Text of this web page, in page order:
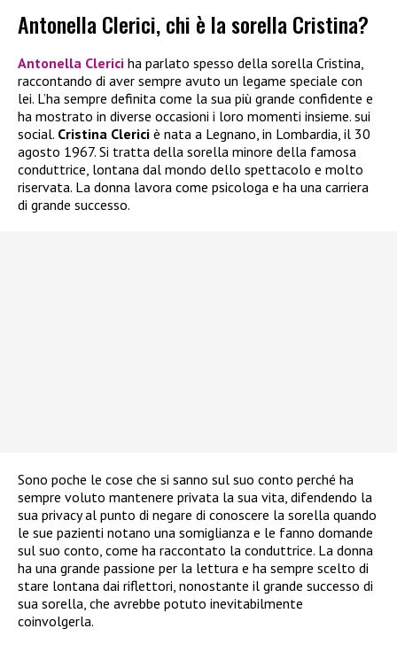
Antonella Clerici, chi è la sorella Cristina?
Antonella Clerici ha parlato spesso della sorella Cristina,
raccontando di aver sempre avuto un legame speciale con
lei. L’ha sempre definita come la sua più grande confidente e
ha mostrato in diverse occasioni i loro momenti insieme. sui
social. Cristina Clerici è nata a Legnano, in Lombardia, il 30
agosto 1967. Si tratta della sorella minore della famosa
conduttrice, lontana dal mondo dello spettacolo e molto
riservata. La donna lavora come psicologa e ha una carriera
di grande successo.
Sono poche le cose che si sanno sul suo conto perché ha
sempre voluto mantenere privata la sua vita, difendendo la
sua privacy al punto di negare di conoscere la sorella quando
le sue pazienti notano una somiglianza e le fanno domande
sul suo conto, come ha raccontato la conduttrice. La donna
ha una grande passione per la lettura e ha sempre scelto di
stare lontana dai riflettori, nonostante il grande successo di
sua sorella, che avrebbe potuto inevitabilmente
coinvolgerla.